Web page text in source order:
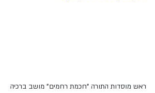
ראש מוסדות התורה "חכמת רחמים" מושב ברכיה